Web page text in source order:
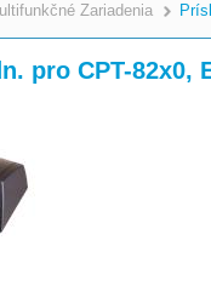
Zariadenia
pro CPT-82x0,